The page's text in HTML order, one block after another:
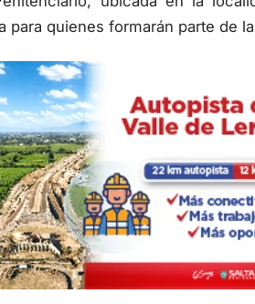
para quienes formarán parte de